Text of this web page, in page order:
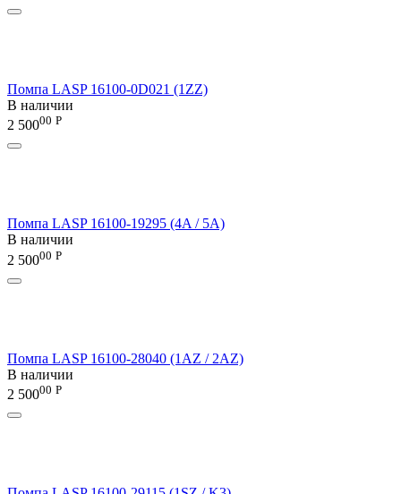
Помпа LASP 16100-0D021 (1ZZ)
В наличии
2 50000 Р
Помпа LASP 16100-19295 (4A / 5A)
В наличии
2 50000 Р
Помпа LASP 16100-28040 (1AZ / 2AZ)
В наличии
2 50000 Р